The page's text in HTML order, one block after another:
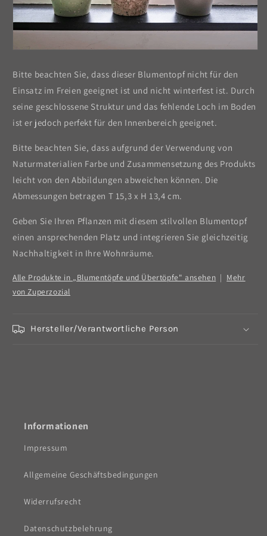
Bitte beachten Sie, dass dieser Blumentopf nicht für den
Einsatz im Freien geeignet ist und nicht winterfest ist. Durch
seine geschlossene Struktur und das fehlende Loch im Boden
ist er jedoch perfekt für den Innenbereich geeignet.
Bitte beachten Sie, dass aufgrund der Verwendung von
Naturmaterialien Farbe und Zusammensetzung des Produkts
leicht von den Abbildungen abweichen können. Die
Abmessungen betragen T 15,3 x H 13,4 cm.
Geben Sie Ihren Pflanzen mit diesem stilvollen Blumentopf
einen ansprechenden Platz und integrieren Sie gleichzeitig
Nachhaltigkeit in Ihre Wohnräume.
Alle Produkte in „Blumentöpfe und Übertöpfe" ansehen | Mehr
von Zuperzozial
Hersteller/Verantwortliche Person
Informationen
Impressum
Allgemeine Geschäftsbedingungen
Widerrufsrecht
Datenschutzbelehrung